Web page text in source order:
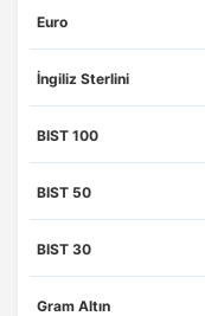
Euro
İngiliz Sterlini
BIST 100
BIST 50
BIST 30
Gram Altın